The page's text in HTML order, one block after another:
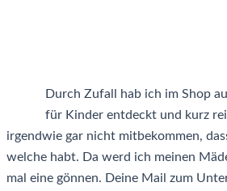
Durch Zufall hab ich im Shop
für Kinder entdeckt und kurz
irgendwie gar nicht mitbekommen,
welche habt. Da werd ich meinen
mal eine gönnen. Deine Mail zum